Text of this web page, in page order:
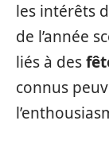
les intérêts
de l’année
liés à des
connus